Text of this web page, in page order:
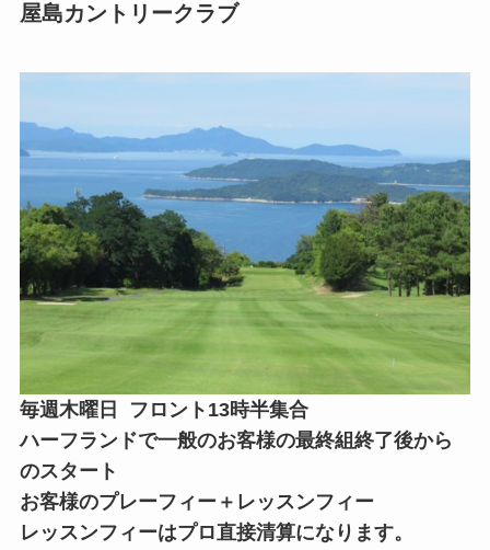
屋島カントリークラブ
毎週木曜日 フロント13時半集合
ハーフランドで一般のお客様の最終組終了後から
のスタート
お客様のプレーフィー＋レッスンフィー
レッスンフィーはプロ直接清算になります。